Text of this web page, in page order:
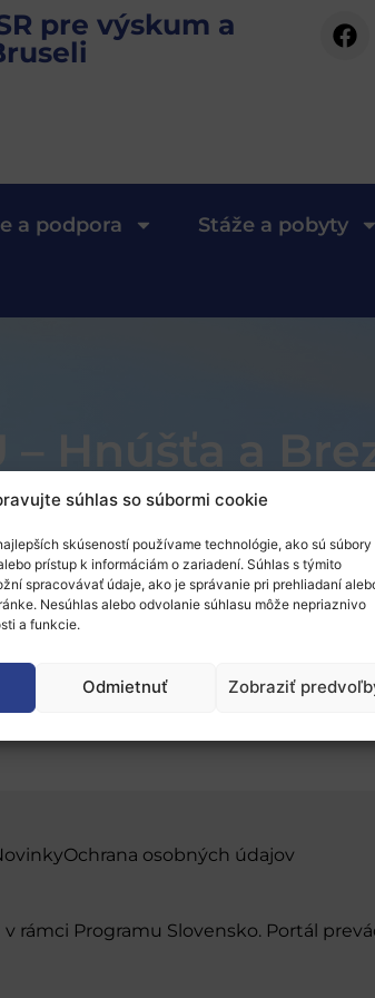
súhlas so súbormi cookie
skúseností používame technológie, ako sú súbory
prístup k informáciám o zariadení. Súhlas s týmito
spracovávať údaje, ako je správanie pri prehliadaní
Nesúhlas alebo odvolanie súhlasu môže nepriaznivo
a funkcie.
Odmietnuť Zobraziť
pre výskum a
a podpora Stáže a pobyty
– Hnúšťa a
a Brezno
Ochrana osobných údajov
rámci Programu Slovensko. Portál